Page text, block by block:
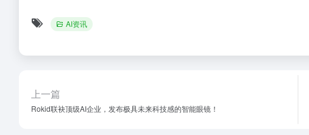
AI资讯
上一篇
Rokid联袂顶级AI企业，发布极具未来科技感的智能眼镜！